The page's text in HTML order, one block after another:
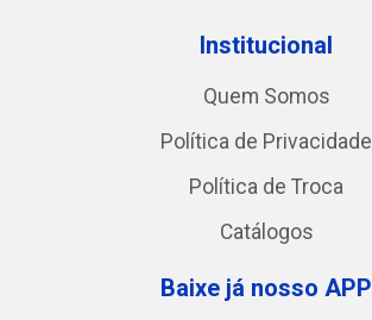
Institucional
Quem Somos
Política de Privacidade
Política de Troca
Catálogos
Baixe já nosso APP